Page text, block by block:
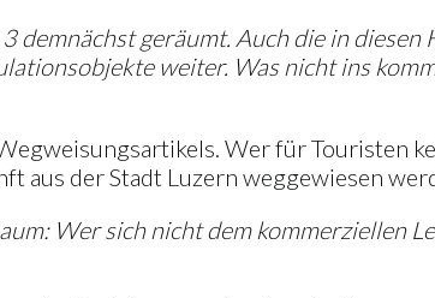
geräumt. Auch die in diesen
weiter. Was nicht ins
Wer für Touristen
aus der Stadt Luzern weggewiesen
Wer sich nicht dem kommerziellen